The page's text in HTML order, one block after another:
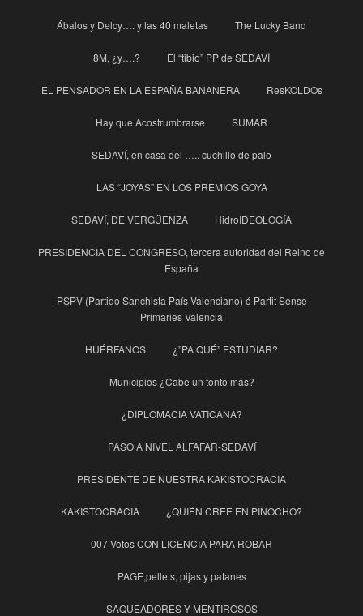
Ábalos y Delcy…. y las 40 maletas The Lucky Band
8M, ¿y….? El “tibio” PP de SEDAVÍ
EL PENSADOR EN LA ESPAÑA BANANERA ResKOLDOs
Hay que Acostrumbrarse SUMAR
SEDAVÍ, en casa del ….. cuchillo de palo
LAS “JOYAS” EN LOS PREMIOS GOYA
SEDAVÍ, DE VERGÜENZA HidroIDEOLOGÍA
PRESIDENCIA DEL CONGRESO, tercera autoridad del Reino de
España
PSPV (Partido Sanchista País Valenciano) ó Partit Sense
Primaries Valenciá
HUÉRFANOS ¿”PA QUÉ” ESTUDIAR?
Municipios ¿Cabe un tonto más?
¿DIPLOMACIA VATICANA?
PASO A NIVEL ALFAFAR-SEDAVÍ
PRESIDENTE DE NUESTRA KAKISTOCRACIA
KAKISTOCRACIA ¿QUIÉN CREE EN PINOCHO?
007 Votos CON LICENCIA PARA ROBAR
PAGE,pellets, pijas y patanes
SAQUEADORES Y MENTIROSOS